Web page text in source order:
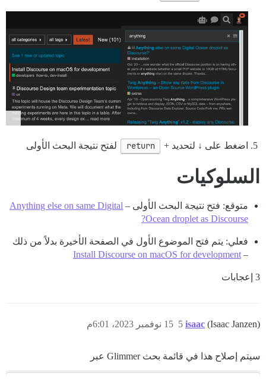
اضغط على ↓ لتحديد + return لفتح نتيجة البحث الأولى
السلوكيات
متوقع: فتح نتيجة البحث الأولى – Anything else on same Digital
Ocean droplet as Discourse?
فعلي: يتم فتح الموضوع الأول في الصفحة الأخيرة بدلاً من ذلك
–
Install Discourse on macOS for development
3 إعجابات
isaac (Isaac Janzen) 15 نوفمبر 2023، 6:01م 5
سيتم إصلاح هذا في قائمة بحث Glimmer عبر